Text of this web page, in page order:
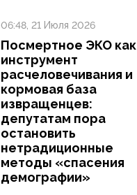
06:48, 21 Июля 2026
Посмертное ЭКО как
инструмент
расчеловечивания и
кормовая база
извращенцев:
депутатам пора
остановить
нетрадиционные
методы «спасения
демографии»